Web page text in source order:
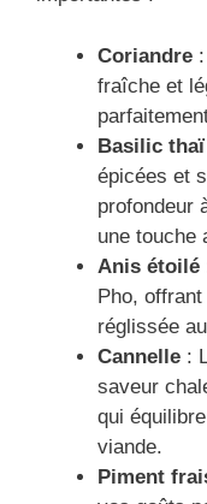
Coriandre
fraîche et
Basilic thaï
épicées et
profondeur
une touche
Anis étoilé
Pho,
réglissée
Cannelle :
saveur
qui
viande.
Piment